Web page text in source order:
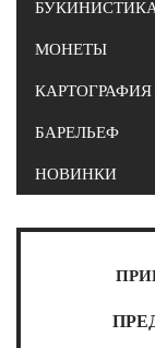
МОНЕТЫ
КАРТОГРАФИЯ
БАРЕЛЬЕФ
НОВИНКИ